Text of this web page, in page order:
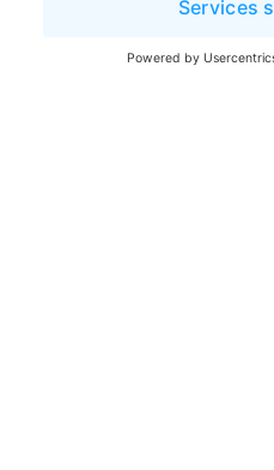
unterbrochen wurde.